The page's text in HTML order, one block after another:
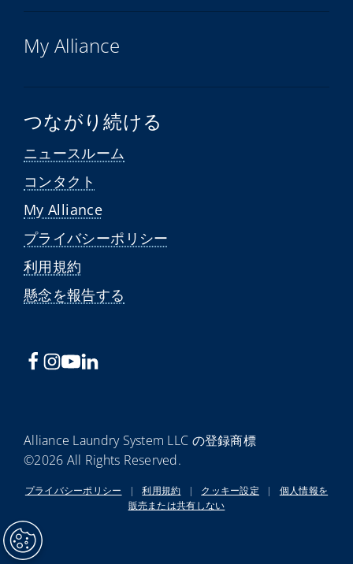
My Alliance
つながり続ける
ニュースルーム
コンタクト
My Alliance
プライバシーポリシー
利用規約
懸念を報告する
Alliance Laundry System LLC の登録商標
©2026 All Rights Reserved.
プライバシーポリシー | 利用規約 | クッキー設定 |
個人情報を
販売または共有しない